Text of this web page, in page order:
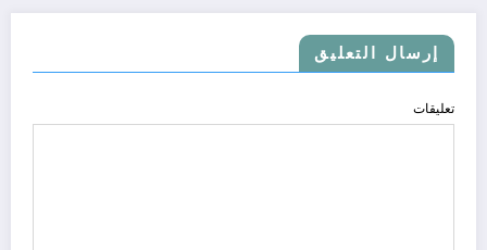
إرسال التعليق
تعليقات